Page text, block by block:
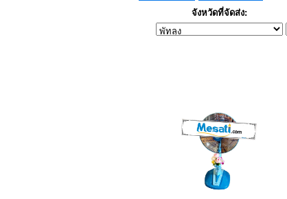
จังหวัดที่จัดส่ง: